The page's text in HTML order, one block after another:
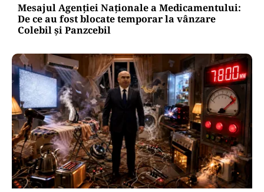
Mesajul Agenției Naționale a Medicamentului:
De ce au fost blocate temporar la vânzare
Colebil și Panzcebil